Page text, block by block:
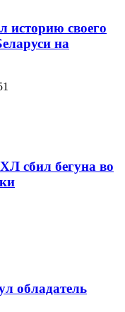
историю своего
на
сбил бегуна во
обладатель